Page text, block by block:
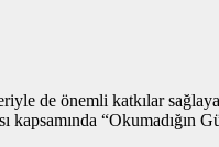
de önemli katkılar
kapsamında “Okumadığın